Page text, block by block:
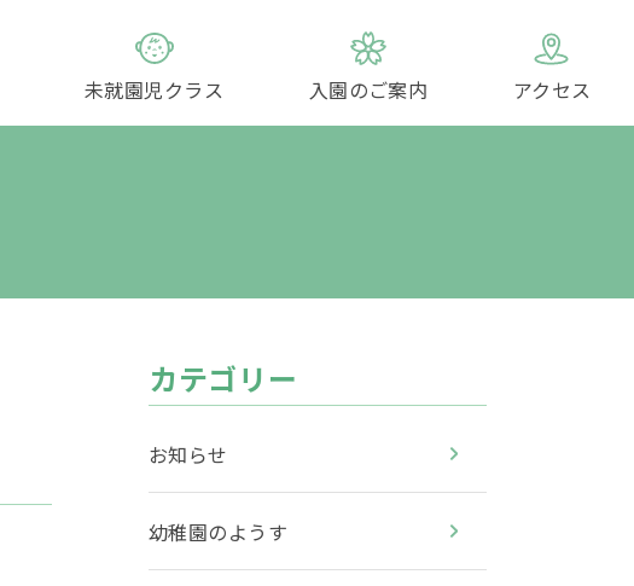
未就園児クラス 入園のご案内 アクセス
園のあゆみ
教育目標
預かり保育
園庭開放
幼稚園見学会
カテゴリー
お知らせ
幼稚園のようす